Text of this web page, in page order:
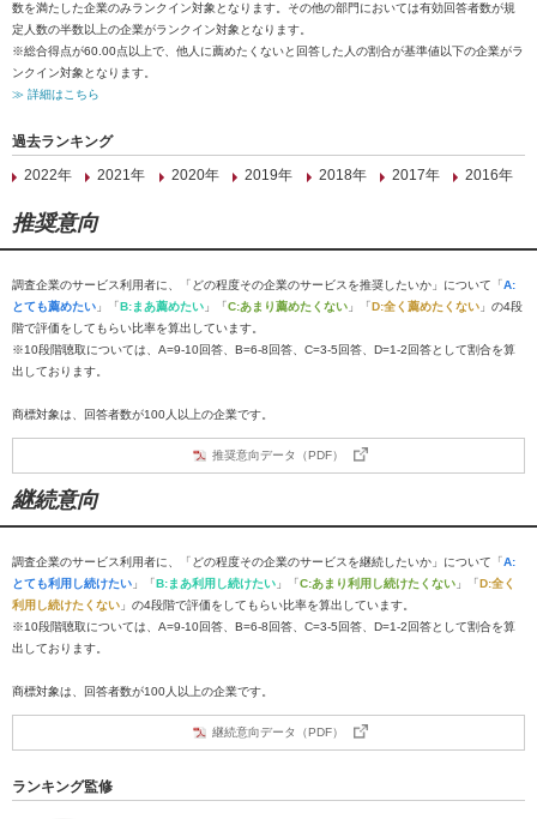
数を満たした企業のみランクイン対象となります。その他の部門においては有効回答者数が規
定人数の半数以上の企業がランクイン対象となります。
※総合得点が60.00点以上で、他人に薦めたくないと回答した人の割合が基準値以下の企業がラ
ンクイン対象となります。
≫ 詳細はこちら
過去ランキング
2022年
2021年 2020年 2019年 2018年 2017年 2016年
推奨意向
調査企業のサービス利用者に、「どの程度その企業のサービスを推奨したいか」について「A:
とても薦めたい 」「B:まあ薦めたい 」「C:あまり薦めたくない 」「D:全く薦めたくない 」の4段
階で評価をしてもらい比率を算出しています。
※10段階聴取については、A=9-10回答、B=6-8回答、C=3-5回答、D=1-2回答として割合を算
出しております。
商標対象は、回答者数が100人以上の企業です。
推奨意向データ（PDF）
継続意向
調査企業のサービス利用者に、「どの程度その企業のサービスを継続したいか」について「A:
とても利用し続けたい 」「B:まあ利用し続けたい 」「C:あまり利用し続けたくない 」「D:全く
利用し続けたくない 」の4段階で評価をしてもらい比率を算出しています。
※10段階聴取については、A=9-10回答、B=6-8回答、C=3-5回答、D=1-2回答として割合を算
出しております。
商標対象は、回答者数が100人以上の企業です。
継続意向データ（PDF）
ランキング監修